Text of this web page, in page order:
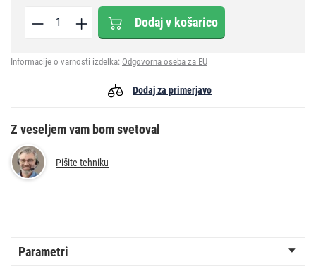
Dodaj v košarico
Informacije o varnosti izdelka: Odgovorna oseba za EU
Dodaj za primerjavo
Z veseljem vam bom svetoval
Pišite tehniku
Parametri